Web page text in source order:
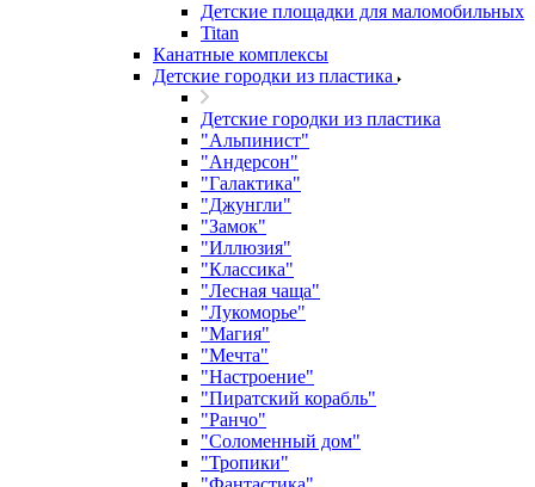
Детские площадки для маломобильных
Titan
Канатные комплексы
Детские городки из пластика
Детские городки из пластика
"Альпинист"
"Андерсон"
"Галактика"
"Джунгли"
"Замок"
"Иллюзия"
"Классика"
"Лесная чаща"
"Лукоморье"
"Магия"
"Мечта"
"Настроение"
"Пиратский корабль"
"Ранчо"
"Соломенный дом"
"Тропики"